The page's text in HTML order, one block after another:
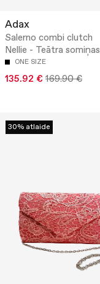
Adax
Salerno combi clutch
Nellie - Teātra somiņas
ONE SIZE
135.92 € 169.90 €
30% atlaide